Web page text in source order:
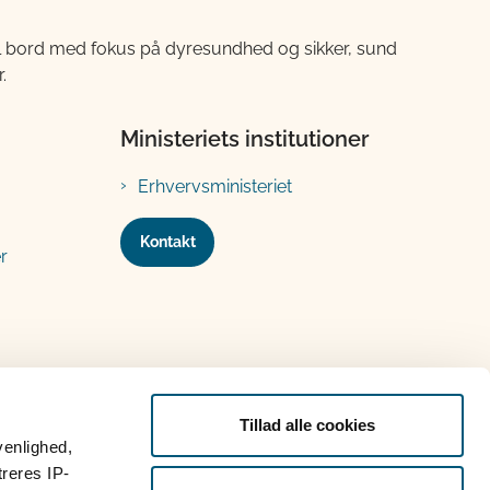
IP-
Tillad alle cookies
med fokus på dyresundhed og sikker, sund
Ministeriets institutioner
Erhvervsministeriet
Kontakt